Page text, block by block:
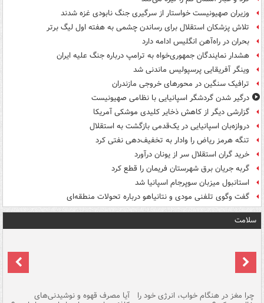
وزیران صهیونیست خواستار از سرگیری جنگ نابودی غزه شدند
تلاش پزشکان استقلال برای رساندن چشمی به هفته اول لیگ برتر
بحران در راه‌آهن انگلیس ادامه دارد
هشدار نمایندگان جمهوری‌خواه به ترامپ درباره جنگ علیه ایران
وینگر آفریقایی پرسپولیس ماندنی شد
ترافیک سنگین در محورهای خروجی مازندران
درگیر شدن گردشگر اسپانیایی با نظامی صهیونیست
گزارشی دیگر از کاهش ذخایر کلیدی موشکی آمریکا
دروازه‌بان اسپانیایی در یک‌قدمی بازگشت به استقلال
تنگه هرمز ریاض را وادار به تخفیف‌دهی نفتی کرد
خرید گران استقلال سر از یونان درآورد
گربه جریان برق شهرستان فریمان را قطع کرد
استانبول میزبان سوپرجام اسپانیا شد
گفت وگوی تلفنی مودی و نتانیاهو درباره تحولات منطقه‌ای
سلامت
چرا مغز در هنگام خواب، انرژی خود را آیا مصرف قهوه و نوشیدنی‌های